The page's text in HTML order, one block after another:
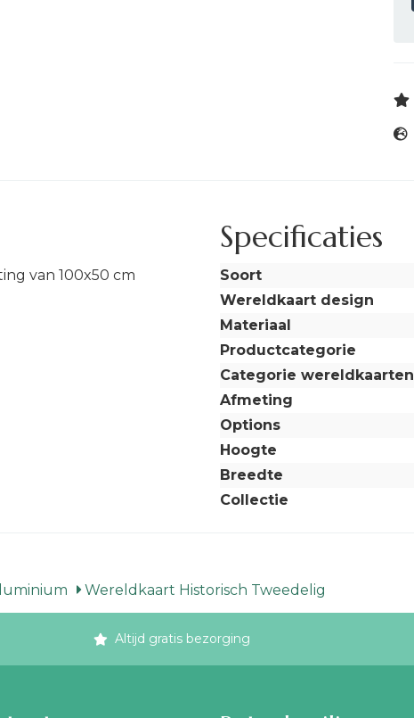
van 100x50 cm
Specificaties
Soort
Wereldkaart design
Materiaal
Productcategorie
Categorie wereldkaarten
Afmeting
Options
Hoogte
Breedte
Collectie
Wereldkaart Historisch Tweedelig
Altijd gratis bezorging